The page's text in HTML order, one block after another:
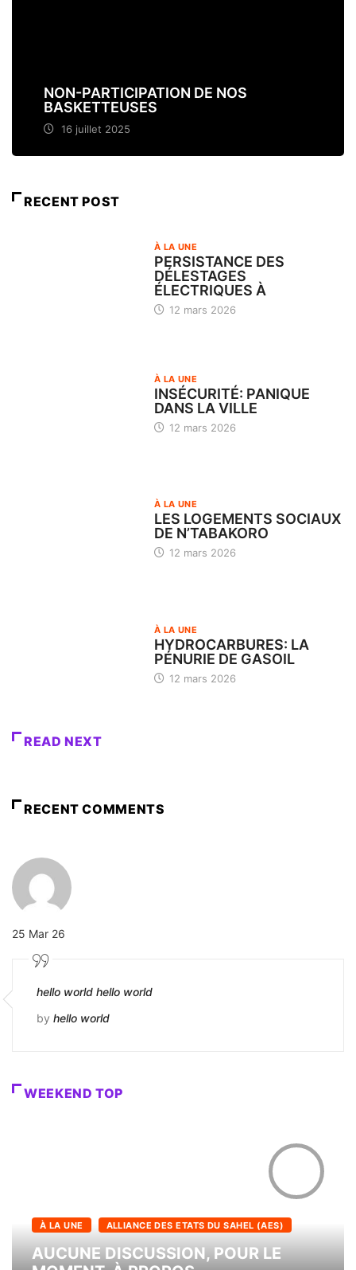
NON-PARTICIPATION DE NOS
BASKETTEUSES
16 juillet 2025
RECENT POST
À LA UNE
PERSISTANCE DES
DÉLESTAGES
ÉLECTRIQUES À
12 mars 2026
À LA UNE
INSÉCURITÉ: PANIQUE
DANS LA VILLE
12 mars 2026
À LA UNE
LES LOGEMENTS SOCIAUX
DE N’TABAKORO
12 mars 2026
À LA UNE
HYDROCARBURES: LA
PÉNURIE DE GASOIL
12 mars 2026
READ NEXT
RECENT COMMENTS
25 Mar 26
hello world hello world
by hello world
WEEKEND TOP
À LA UNE ALLIANCE DES ETATS DU SAHEL (AES)
AUCUNE DISCUSSION, POUR LE